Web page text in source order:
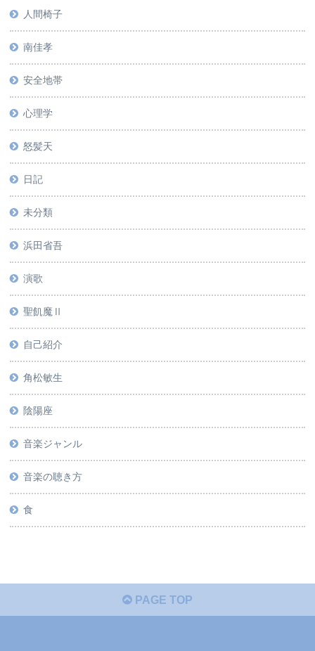
人間椅子
南佳孝
安全地帯
心理学
怒髪天
日記
未分類
浜田省吾
演歌
聖飢魔Ⅱ
自己紹介
角松敏生
陰陽座
音楽ジャンル
音楽の聴き方
食
PAGE TOP